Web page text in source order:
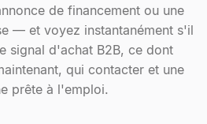
de financement ou une
— et voyez instantanément s'il
signal d'achat B2B, ce dont
qui contacter et une
prête à l'emploi.